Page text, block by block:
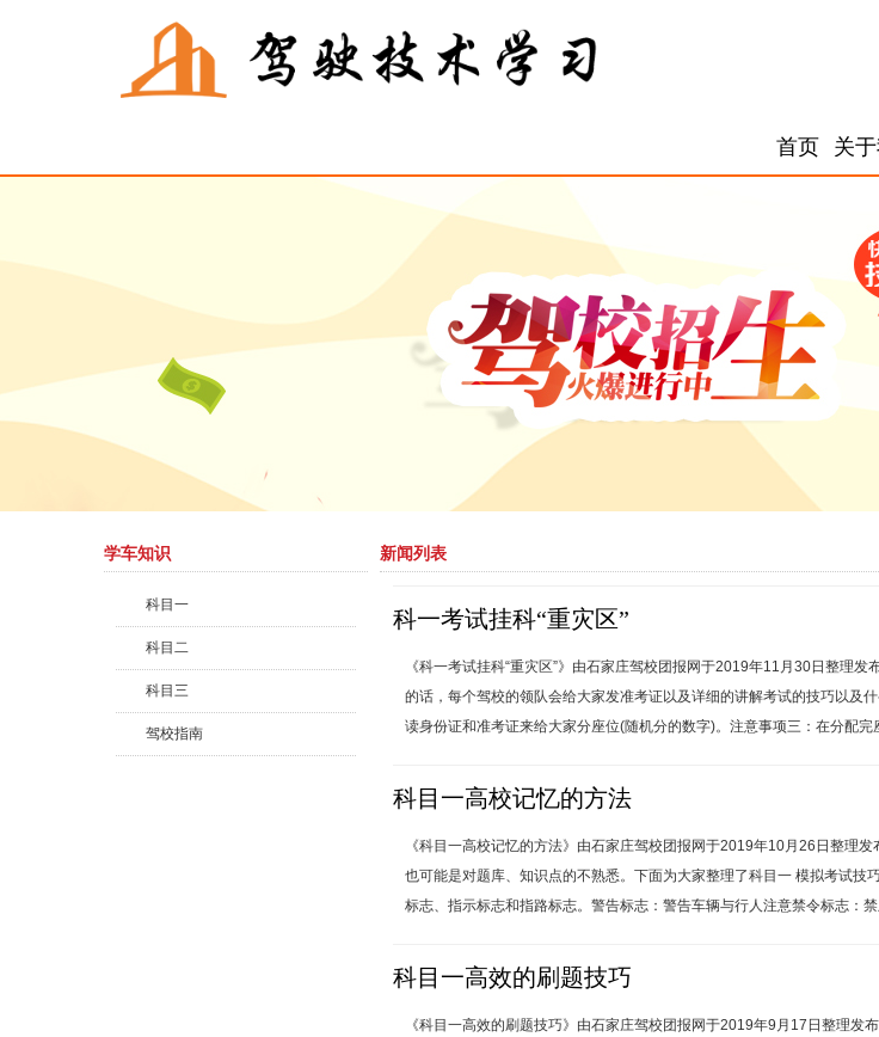
首页 关
学车知识
科目一
科目二
科目三
驾校指南
新闻列表
科一考试挂科“重灾区”
《科一考试挂科“重灾区”》由石家庄驾校团报网于2019年11月30日整理
的话，每个驾校的领队会给大家发准考证以及详细的讲解考试的技巧以及
读身份证和准考证来给大家分座位(随机分的数字)。注意事项三：在分配完
​科目一高校记忆的方法
《科目一高校记忆的方法》由石家庄驾校团报网于2019年10月26日整理
也可能是对题库、知识点的不熟悉。下面为大家整理了科目一 模拟考试
标志、指示标志和指路标志。警告标志：警告车辆与行人注意禁令标志：
科目一高效的刷题技巧
《科目一高效的刷题技巧》由石家庄驾校团报网于2019年9月17日整理